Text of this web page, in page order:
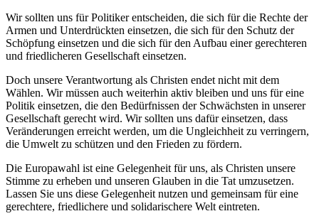
Wir sollten uns für Politiker entscheiden, die sich für die Rechte der
Armen und Unterdrückten einsetzen, die sich für den Schutz der
Schöpfung einsetzen und die sich für den Aufbau einer gerechteren
und friedlicheren Gesellschaft einsetzen.
Doch unsere Verantwortung als Christen endet nicht mit dem
Wählen. Wir müssen auch weiterhin aktiv bleiben und uns für eine
Politik einsetzen, die den Bedürfnissen der Schwächsten in unserer
Gesellschaft gerecht wird. Wir sollten uns dafür einsetzen, dass
Veränderungen erreicht werden, um die Ungleichheit zu verringern,
die Umwelt zu schützen und den Frieden zu fördern.
Die Europawahl ist eine Gelegenheit für uns, als Christen unsere
Stimme zu erheben und unseren Glauben in die Tat umzusetzen.
Lassen Sie uns diese Gelegenheit nutzen und gemeinsam für eine
gerechtere, friedlichere und solidarischere Welt eintreten.